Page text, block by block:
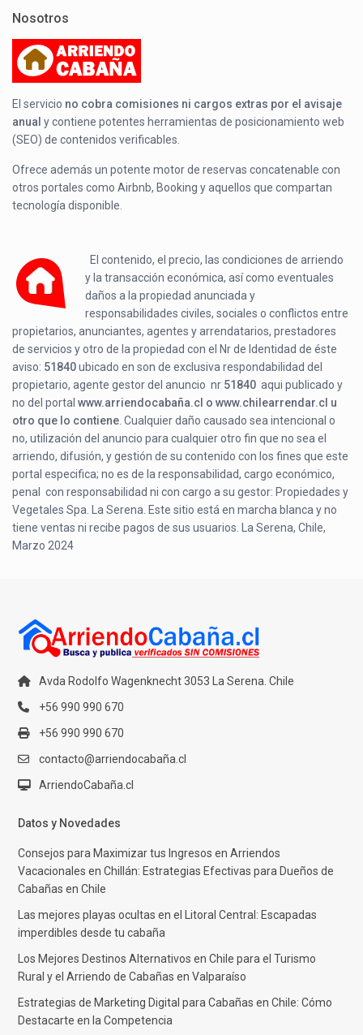
Nosotros
El servicio no cobra comisiones ni cargos extras por el avisaje
anual y contiene potentes herramientas de posicionamiento web
(SEO) de contenidos verificables.
Ofrece además un potente motor de reservas concatenable con
otros portales como Airbnb, Booking y aquellos que compartan
tecnología disponible.
El contenido, el precio, las condiciones de arriendo
y la transacción económica, así como eventuales
daños a la propiedad anunciada y
responsabilidades civiles, sociales o conflictos entre
propietarios, anunciantes, agentes y arrendatarios, prestadores
de servicios y otro de la propiedad con el Nr de Identidad de éste
aviso: 51840ubicado enson de exclusiva respondabilidad del
propietario, agente gestor del anuncio nr 51840 aqui publicado y
no del portalwww.arriendocabaña.cl o www.chilearrendar.cl u
otro que lo contiene . Cualquier daño causado sea intencional o
no, utilización del anuncio para cualquier otro fin que no sea el
arriendo, difusión, y gestión de su contenido con los fines que este
portal especifica; no es de la responsabilidad, cargo económico,
penal con responsabilidad ni con cargo a su gestor: Propiedades y
Vegetales Spa. La Serena. Este sitio está en marcha blanca y no
tiene ventas ni recibe pagos de sus usuarios. La Serena, Chile,
Marzo 2024
Avda Rodolfo Wagenknecht 3053 La Serena. Chile
+56 990 990 670
+56 990 990 670
contacto@arriendocabaña.cl
ArriendoCabaña.cl
Datos y Novedades
Consejos para Maximizar tus Ingresos en Arriendos
Vacacionales en Chillán: Estrategias Efectivas para Dueños de
Cabañas en Chile
Las mejores playas ocultas en el Litoral Central: Escapadas
imperdibles desde tu cabaña
Los Mejores Destinos Alternativos en Chile para el Turismo
Rural y el Arriendo de Cabañas en Valparaíso
Estrategias de Marketing Digital para Cabañas en Chile: Cómo
Destacarte en la Competencia